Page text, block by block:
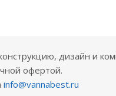
дизайн и
офертой.
info@vannabest.ru